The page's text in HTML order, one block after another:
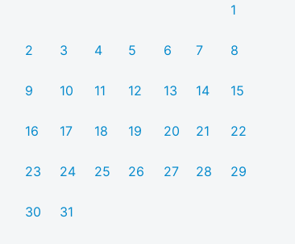
1
2 3 4 5 6 7 8
9 10 11 12 13 14 15
16 17 18 19 20 21 22
23 24 25 26 27 28 29
30 31